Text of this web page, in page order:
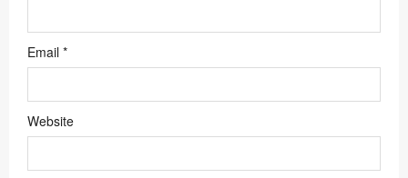
Email *
Website